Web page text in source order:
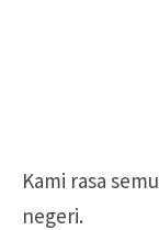
Kami rasa
negeri.